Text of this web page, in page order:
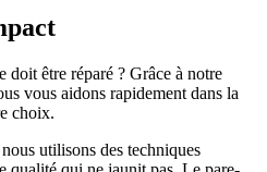
doit être réparé ? Grâce à notre
vous aidons rapidement dans la
choix.
utilisons des techniques